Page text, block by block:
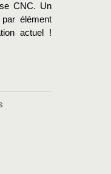
CNC. Un
élément
actuel !